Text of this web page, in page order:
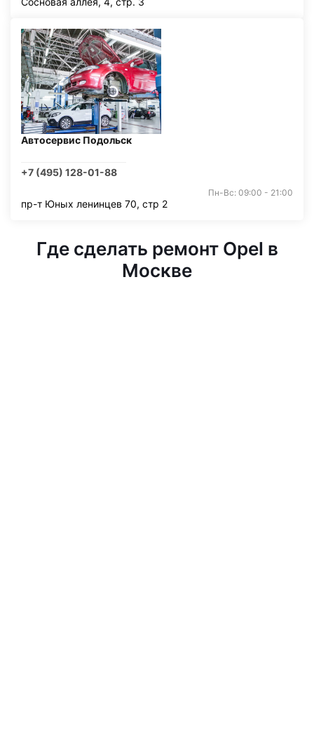
Автосервис Подольск
+7 (495) 128-01-88
Пн-Вс: 09:00 - 21:00
пр-т Юных ленинцев 70, стр 2
Где сделать ремонт Opel в
Москве